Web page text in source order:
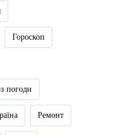
Гороскоп
погоди
Ремонт